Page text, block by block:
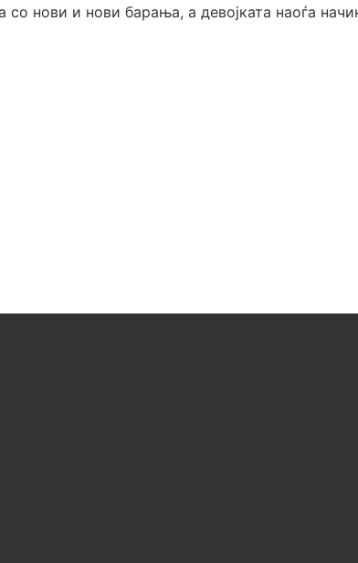
со нови и нови барања, а девојката наоѓа